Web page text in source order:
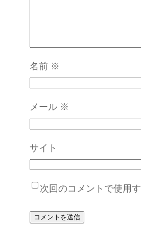
名前 ※
メール ※
サイト
次回のコメントで使用